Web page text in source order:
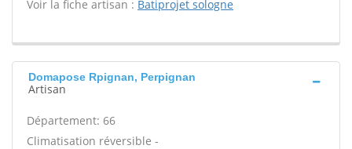
Voir la fiche artisan : Batiprojet sologne
Domapose Rpignan, Perpignan
Artisan
Département: 66
Climatisation réversible -